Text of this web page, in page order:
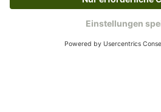
Barrierefreiheitserklärung Impressum